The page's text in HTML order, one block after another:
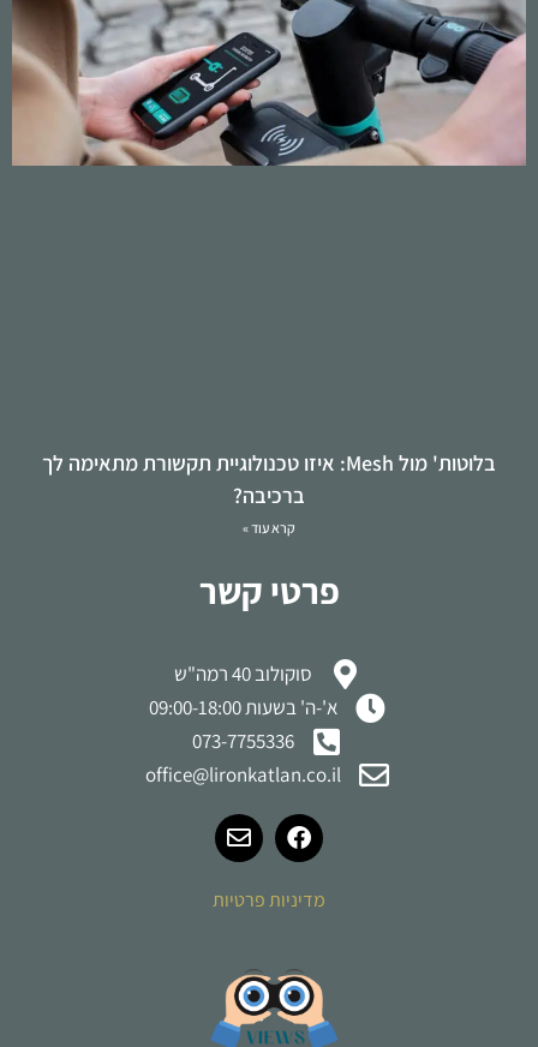
בלוטות' מול Mesh: איזו טכנולוגיית תקשורת מתאימה לך
ברכיבה?
קרא עוד »
פרטי קשר
סוקולוב 40 רמה"ש
א'-ה' בשעות 09:00-18:00
073-7755336
office@lironkatlan.co.il
מדיניות פרטיות